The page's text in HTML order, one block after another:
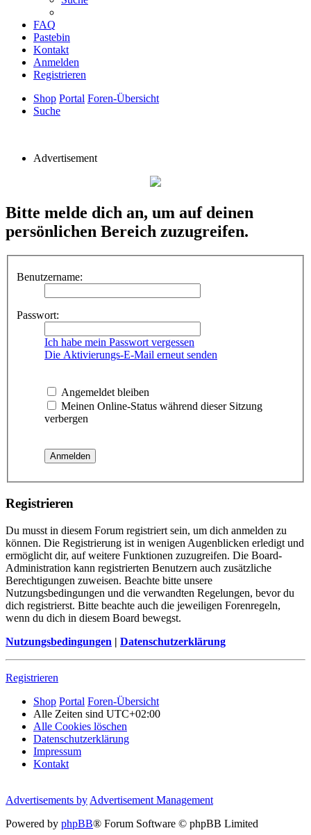
FAQ
Pastebin
Kontakt
Anmelden
Registrieren
Shop Portal Foren-Übersicht
Suche
Advertisement
Bitte melde dich an, um auf deinen
persönlichen Bereich zuzugreifen.
Benutzername:
Passwort:
Ich habe mein Passwort vergessen
Die Aktivierungs-E-Mail erneut senden
Angemeldet bleiben
Meinen Online-Status während dieser Sitzung
verbergen
Registrieren
Du musst in diesem Forum registriert sein, um dich anmelden zu
können. Die Registrierung ist in wenigen Augenblicken erledigt und
ermöglicht dir, auf weitere Funktionen zuzugreifen. Die Board-
Administration kann registrierten Benutzern auch zusätzliche
Berechtigungen zuweisen. Beachte bitte unsere
Nutzungsbedingungen und die verwandten Regelungen, bevor du
dich registrierst. Bitte beachte auch die jeweiligen Forenregeln,
wenn du dich in diesem Board bewegst.
Nutzungsbedingungen | Datenschutzerklärung
Registrieren
Shop Portal Foren-Übersicht
Alle Zeiten sind UTC+02:00
Alle Cookies löschen
Datenschutzerklärung
Impressum
Kontakt
Advertisements by Advertisement Management
Powered by phpBB® Forum Software © phpBB Limited